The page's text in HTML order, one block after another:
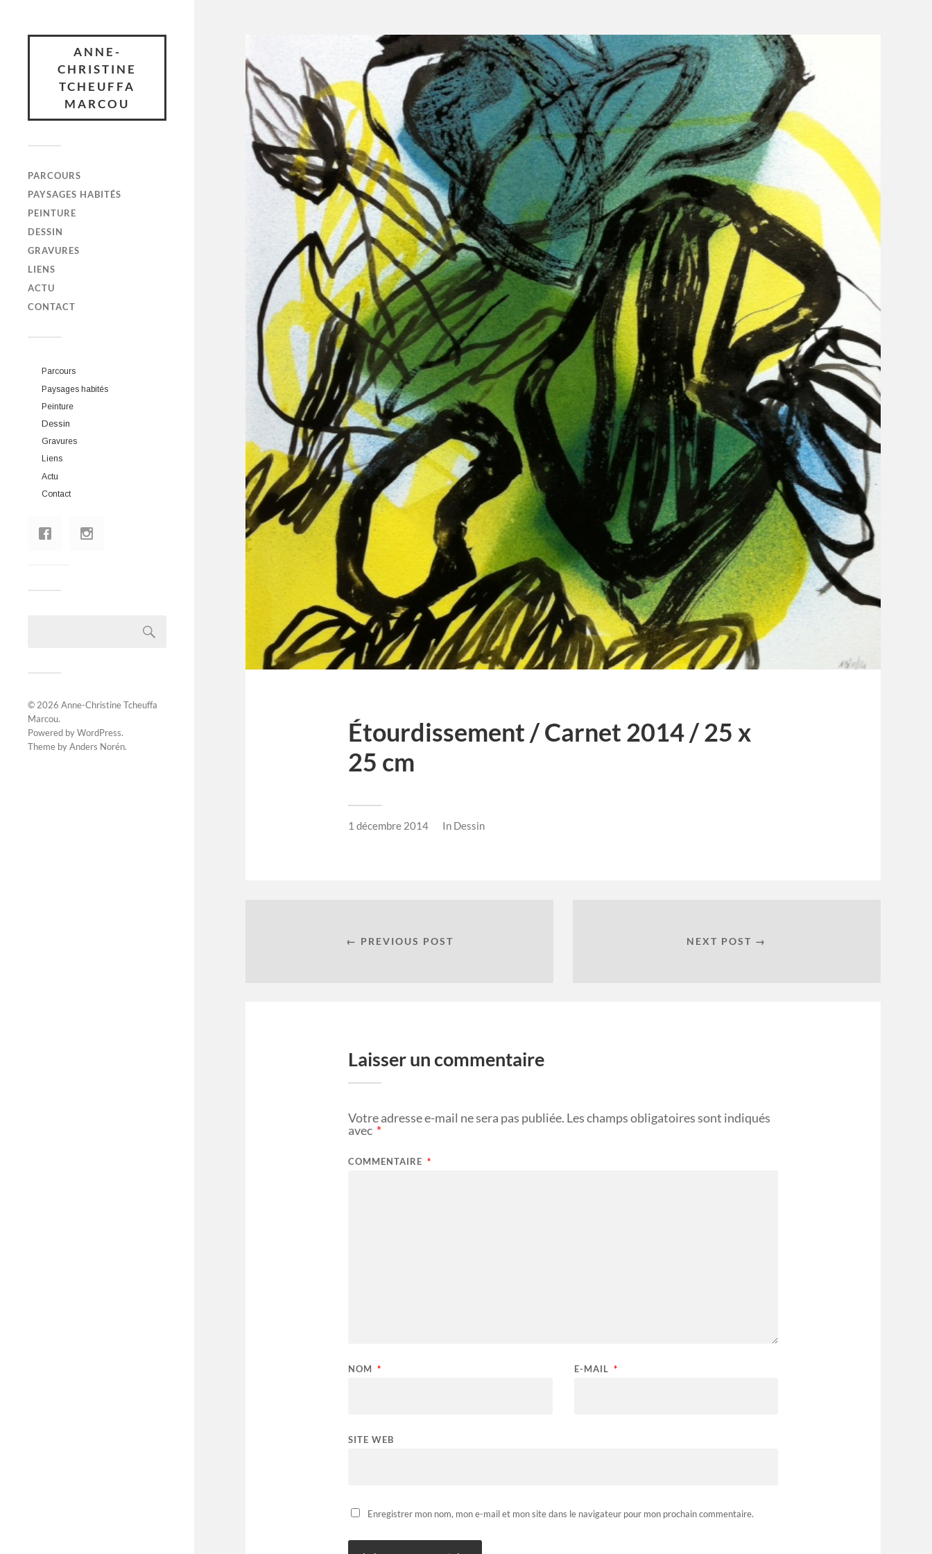
ANNE-
CHRISTINE
TCHEUFFA
MARCOU
PARCOURS
PAYSAGES HABITÉS
PEINTURE
DESSIN
GRAVURES
LIENS
ACTU
CONTACT
Parcours
Paysages habités
Peinture
Dessin
Gravures
Liens
Actu
Contact
© 2026 Anne-Christine Tcheuffa
Marcou.
Powered byWordPress.
Theme byAnders Norén.
Étourdissement / Carnet 2014 / 25 x
25 cm
1 décembre 2014 In Dessin
← PREVIOUS POST NEXT POST →
Laisser un commentaire
Votre adresse e-mail ne sera pas publiée. Les champs obligatoires sont indiqués
avec *
COMMENTAIRE *
NOM * E-MAIL *
SITE WEB
Enregistrer mon nom, mon e-mail et mon site dans le navigateur pour mon prochain commentaire.